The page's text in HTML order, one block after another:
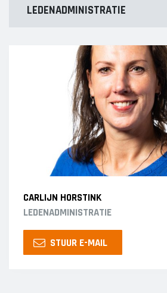
LEDENADMINISTRATIE
CARLIJN HORSTINK
LEDENADMINISTRATIE
STUUR E-MAIL